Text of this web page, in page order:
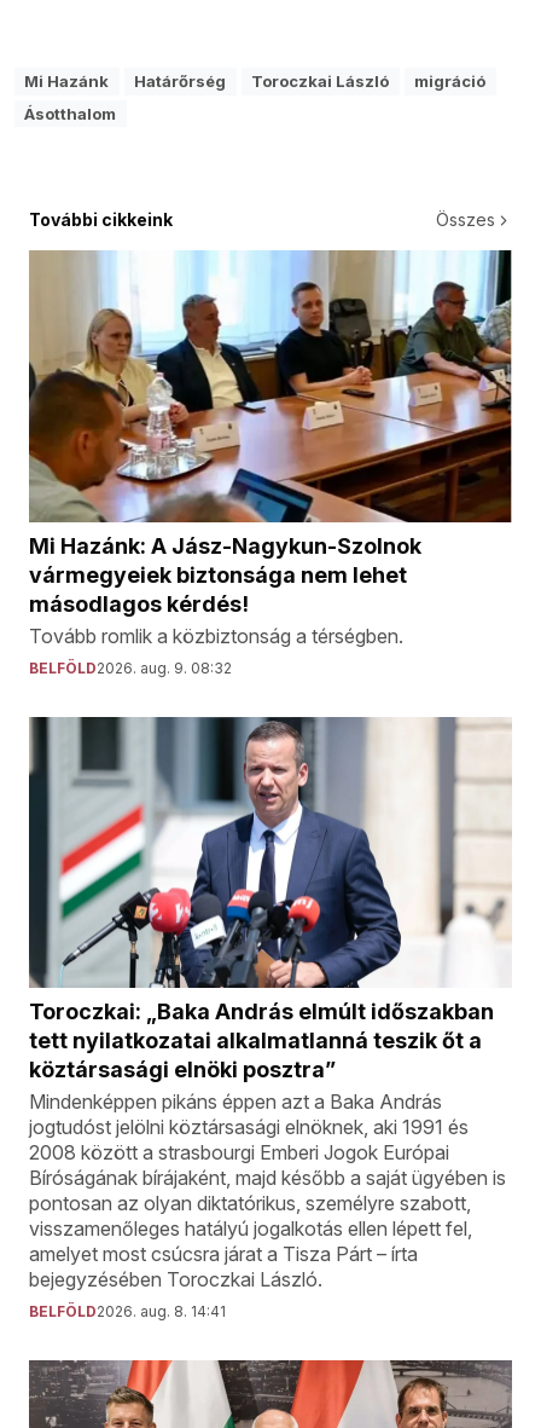
Mi Hazánk Határőrség Toroczkai László
migráció
Ásotthalom
További cikkeink Összes
Mi Hazánk: A Jász-Nagykun-Szolnok
vármegyeiek biztonsága nem lehet
másodlagos kérdés!
Tovább romlik a közbiztonság a térségben.
BELFÖLD2026. aug. 9. 08:32
Toroczkai: „Baka András elmúlt időszakban
tett nyilatkozatai alkalmatlanná teszik őt a
köztársasági elnöki posztra”
Mindenképpen pikáns éppen azt a Baka András
jogtudóst jelölni köztársasági elnöknek, aki 1991 és
2008 között a strasbourgi Emberi Jogok Európai
Bíróságának bírájaként, majd később a saját ügyében is
pontosan az olyan diktatórikus, személyre szabott,
visszamenőleges hatályú jogalkotás ellen lépett fel,
amelyet most csúcsra járat a Tisza Párt – írta
bejegyzésében Toroczkai László.
BELFÖLD2026. aug. 8. 14:41